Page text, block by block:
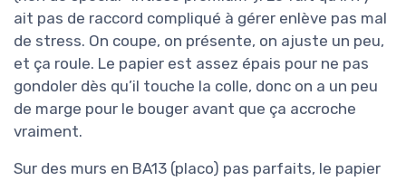
ait pas de raccord compliqué à gérer enlève pas mal
de stress. On coupe, on présente, on ajuste un peu,
et ça roule. Le papier est assez épais pour ne pas
gondoler dès qu’il touche la colle, donc on a un peu
de marge pour le bouger avant que ça accroche
vraiment.
Sur des murs en BA13 (placo) pas parfaits, le papier